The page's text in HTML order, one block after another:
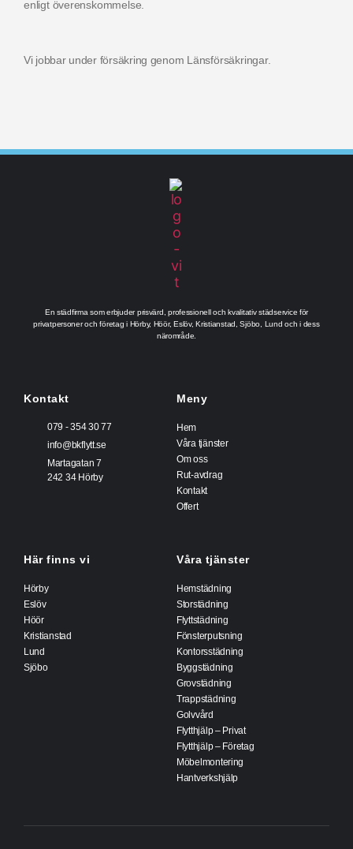
enligt överenskommelse.
Vi jobbar under försäkring genom Länsförsäkringar.
En städfirma som erbjuder prisvärd, professionell och kvalitativ städservice för
privatpersoner och företag i Hörby, Höör, Eslöv, Kristianstad, Sjöbo, Lund och i dess
närområde.
Kontakt
079 - 354 30 77
info@bkflytt.se
Martagatan 7
242 34 Hörby
Meny
Hem
Våra tjänster
Om oss
Rut-avdrag
Kontakt
Offert
Här finns vi
Hörby
Eslöv
Höör
Kristianstad
Lund
Sjöbo
Våra tjänster
Hemstädning
Storstädning
Flyttstädning
Fönsterputsning
Kontorsstädning
Byggstädning
Grovstädning
Trappstädning
Golvvård
Flytthjälp – Privat
Flytthjälp – Företag
Möbelmontering
Hantverkshjälp